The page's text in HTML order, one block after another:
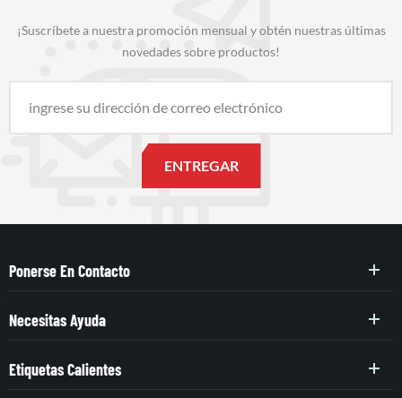
¡Suscríbete a nuestra promoción mensual y obtén nuestras últimas
novedades sobre productos!
Ponerse En Contacto
Necesitas Ayuda
Etiquetas Calientes